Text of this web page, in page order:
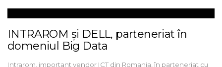
INTRAROM și DELL, parteneriat în
domeniul Big Data
Intrarom, important vendor ICT din Romania, în parteneriat cu